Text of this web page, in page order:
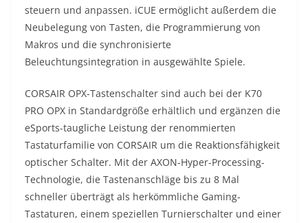
steuern und anpassen. iCUE ermöglicht außerdem die
Neubelegung von Tasten, die Programmierung von
Makros und die synchronisierte
Beleuchtungsintegration in ausgewählte Spiele.
CORSAIR OPX-Tastenschalter sind auch bei der K70
PRO OPX in Standardgröße erhältlich und ergänzen die
eSports-taugliche Leistung der renommierten
Tastaturfamilie von CORSAIR um die Reaktionsfähigkeit
optischer Schalter. Mit der AXON-Hyper-Processing-
Technologie, die Tastenanschläge bis zu 8 Mal
schneller überträgt als herkömmliche Gaming-
Tastaturen, einem speziellen Turnierschalter und einer